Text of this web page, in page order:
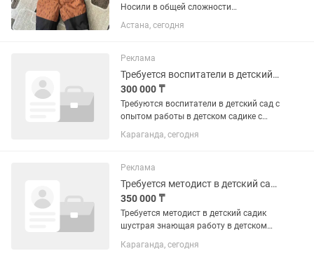
Носили в общей сложности
месяц(редко выходили зимой). Размер
92, свободного кроя, удобный, теплый.
Астана, сегодня
Реклама
Требуется воспитатели в детский сад
300 000 ₸
Требуются воспитатели в детский сад с
опытом работы в детском садике с
дошкольным образованием стаж от 3
лет уметь вести занятия полноценно
циклограммой любить детей...
Караганда, сегодня
Реклама
Требуется методист в детский садик
350 000 ₸
Требуется методист в детский садик
шустрая знающая работу в детском
Циклограммы утренники документы на
Караганда, сегодня